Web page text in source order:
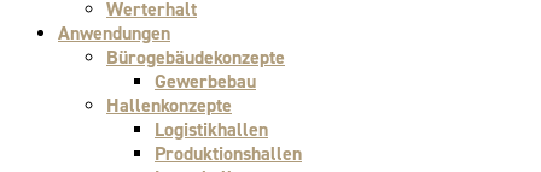
Werterhalt
Anwendungen
Bürogebäudekonzepte
Gewerbebau
Hallenkonzepte
Logistikhallen
Produktionshallen